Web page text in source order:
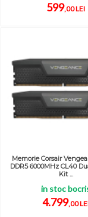
599,00 LEI
Memorie Corsair
DDR5 6000MHz CL40
Kit ...
in stoc
4.799,00